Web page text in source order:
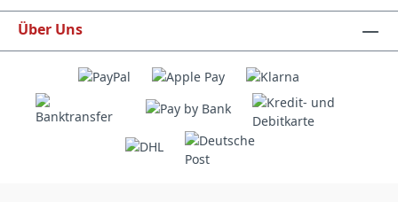
Über Uns